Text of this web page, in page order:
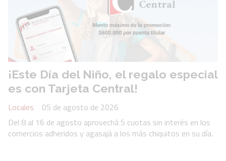
¡Este Día del Niño, el regalo especial
es con Tarjeta Central!
Locales
05 de agosto de 2026
Del 8 al 16 de agosto aprovechá 5 cuotas sin interés en los
comercios adheridos y agasajá a los más chiquitos en su día.